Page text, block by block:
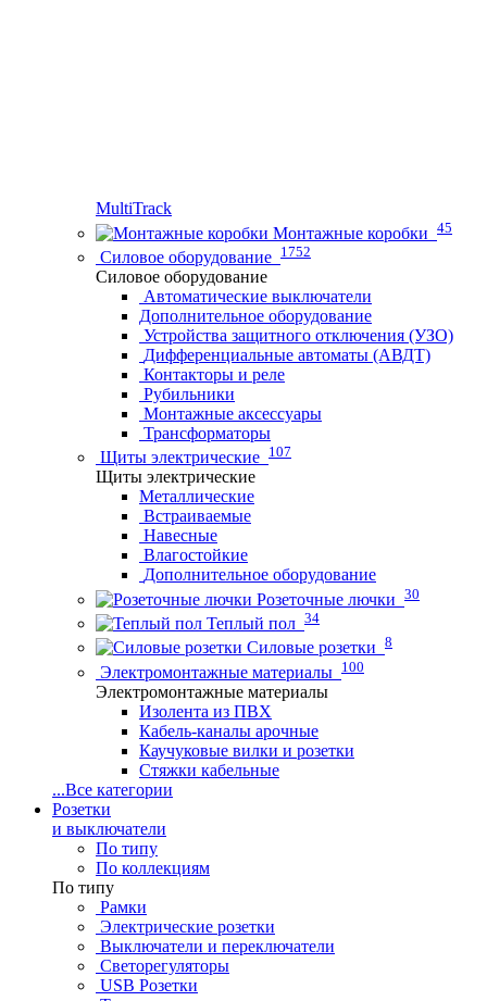
MultiTrack
Монтажные коробки 45
Силовое оборудование 1752
Силовое оборудование
Автоматические выключатели
Дополнительное оборудование
Устройства защитного отключения (УЗО)
Дифференциальные автоматы (АВДТ)
Контакторы и реле
Рубильники
Монтажные аксессуары
Трансформаторы
Щиты электрические 107
Щиты электрические
Металлические
Встраиваемые
Навесные
Влагостойкие
Дополнительное оборудование
Розеточные лючки 30
Теплый пол 34
Силовые розетки 8
Электромонтажные материалы 100
Электромонтажные материалы
Изолента из ПВХ
Кабель-каналы арочные
Каучуковые вилки и розетки
Стяжки кабельные
...Все категории
Розетки
и выключатели
По типу
По коллекциям
По типу
Рамки
Электрические розетки
Выключатели и переключатели
Светорегуляторы
USB Розетки